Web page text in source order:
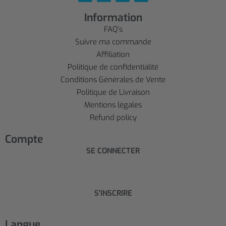
Information
FAQ’s
Suivre ma commande
Affiliation
Politique de confidentialité
Conditions Générales de Vente
Politique de Livraison
Mentions légales
Refund policy
Compte
SE CONNECTER
S'INSCRIRE